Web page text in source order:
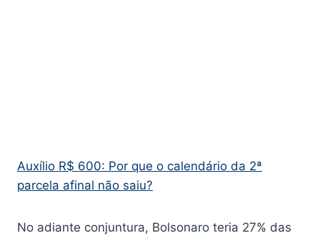
Auxílio R$ 600: Por que o calendário da 2ª
parcela afinal não saiu?
No adiante conjuntura, Bolsonaro teria 27% das